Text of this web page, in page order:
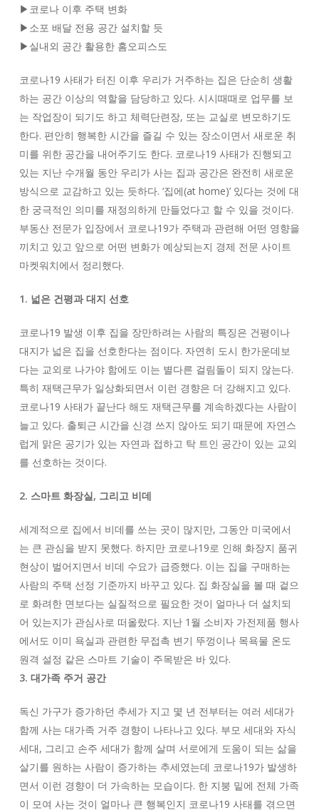
▶코로나 이후 주택 변화
▶소포 배달 전용 공간 설치할 듯
▶실내외 공간 활용한 홈오피스도
코로나19 사태가 터진 이후 우리가 거주하는 집은 단순히 생활
하는 공간 이상의 역할을 담당하고 있다. 시시때때로 업무를 보
는 작업장이 되기도 하고 체력단련장, 또는 교실로 변모하기도
한다. 편안히 행복한 시간을 즐길 수 있는 장소이면서 새로운 취
미를 위한 공간을 내어주기도 한다. 코로나19 사태가 진행되고
있는 지난 수개월 동안 우리가 사는 집과 공간은 완전히 새로운
방식으로 교감하고 있는 듯하다. ‘집에(at home)’ 있다는 것에 대
한 궁극적인 의미를 재정의하게 만들었다고 할 수 있을 것이다.
부동산 전문가 입장에서 코로나19가 주택과 관련해 어떤 영향을
끼치고 있고 앞으로 어떤 변화가 예상되는지 경제 전문 사이트
마켓워치에서 정리했다.
1. 넓은 건평과 대지 선호
코로나19 발생 이후 집을 장만하려는 사람의 특징은 건평이나
대지가 넓은 집을 선호한다는 점이다. 자연히 도시 한가운데보
다는 교외로 나가야 함에도 이는 별다른 걸림돌이 되지 않는다.
특히 재택근무가 일상화되면서 이런 경향은 더 강해지고 있다.
코로나19 사태가 끝난다 해도 재택근무를 계속하겠다는 사람이
늘고 있다. 출퇴근 시간을 신경 쓰지 않아도 되기 때문에 자연스
럽게 맑은 공기가 있는 자연과 접하고 탁 트인 공간이 있는 교외
를 선호하는 것이다.
2. 스마트 화장실, 그리고 비데
세계적으로 집에서 비데를 쓰는 곳이 많지만, 그동안 미국에서
는 큰 관심을 받지 못했다. 하지만 코로나19로 인해 화장지 품귀
현상이 벌어지면서 비데 수요가 급증했다. 이는 집을 구매하는
사람의 주택 선정 기준까지 바꾸고 있다. 집 화장실을 볼 때 겉으
로 화려한 면보다는 실질적으로 필요한 것이 얼마나 더 설치되
어 있는지가 관심사로 떠올랐다. 지난 1월 소비자 가전제품 행사
에서도 이미 욕실과 관련한 무접촉 변기 뚜껑이나 목욕물 온도
원격 설정 같은 스마트 기술이 주목받은 바 있다.
3. 대가족 주거 공간
독신 가구가 증가하던 추세가 지고 몇 년 전부터는 여러 세대가
함께 사는 대가족 거주 경향이 나타나고 있다. 부모 세대와 자식
세대, 그리고 손주 세대가 함께 살며 서로에게 도움이 되는 삶을
살기를 원하는 사람이 증가하는 추세였는데 코로나19가 발생하
면서 이런 경향이 더 가속하는 모습이다. 한 지붕 밑에 전체 가족
이 모여 사는 것이 얼마나 큰 행복인지 코로나19 사태를 겪으면